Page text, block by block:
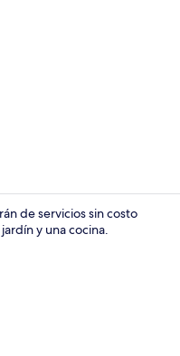
de servicios sin costo
y una cocina.